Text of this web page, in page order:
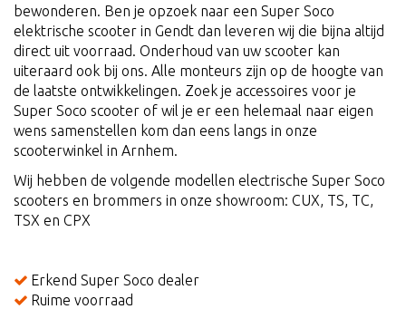
bewonderen. Ben je opzoek naar een Super Soco
elektrische scooter in Gendt dan leveren wij die bijna altijd
direct uit voorraad. Onderhoud van uw scooter kan
uiteraard ook bij ons. Alle monteurs zijn op de hoogte van
de laatste ontwikkelingen. Zoek je accessoires voor je
Super Soco scooter of wil je er een helemaal naar eigen
wens samenstellen kom dan eens langs in onze
scooterwinkel in Arnhem.
Wij hebben de volgende modellen electrische Super Soco
scooters en brommers in onze showroom: CUX, TS, TC,
TSX en CPX
Erkend Super Soco dealer
Ruime voorraad